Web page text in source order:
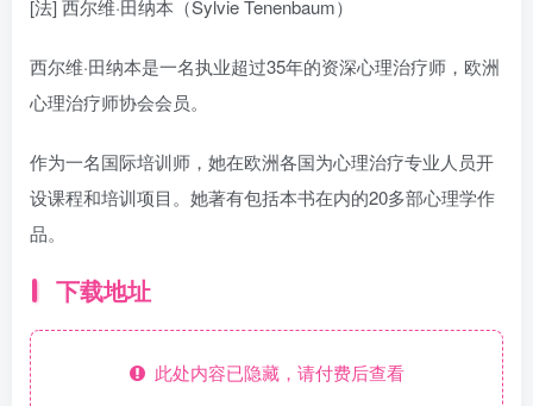
[法] 西尔维·田纳本（Sylvie Tenenbaum）
西尔维·田纳本是一名执业超过35年的资深心理治疗师，欧洲
心理治疗师协会会员。
作为一名国际培训师，她在欧洲各国为心理治疗专业人员开
设课程和培训项目。她著有包括本书在内的20多部心理学作
品。
下载地址
此处内容已隐藏，请付费后查看